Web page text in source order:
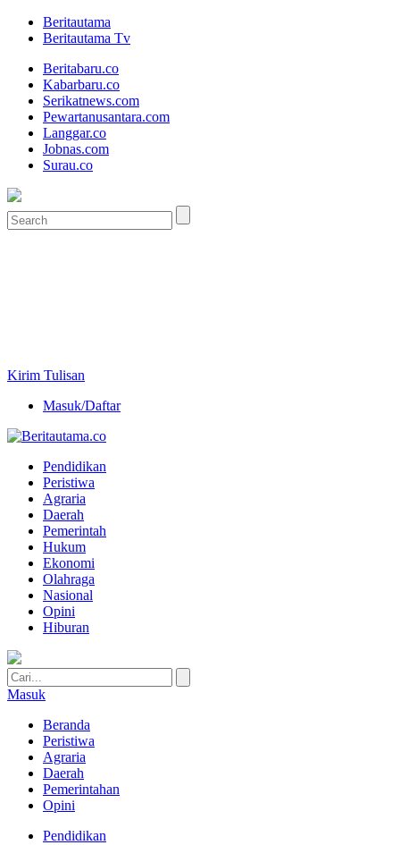
Beritautama
Beritautama Tv
Beritabaru.co
Kabarbaru.co
Serikatnews.com
Pewartanusantara.com
Langgar.co
Jobnas.com
Surau.co
Kirim Tulisan
Masuk/Daftar
Pendidikan
Peristiwa
Agraria
Daerah
Pemerintah
Hukum
Ekonomi
Olahraga
Nasional
Opini
Hiburan
Masuk
Beranda
Peristiwa
Agraria
Daerah
Pemerintahan
Opini
Pendidikan